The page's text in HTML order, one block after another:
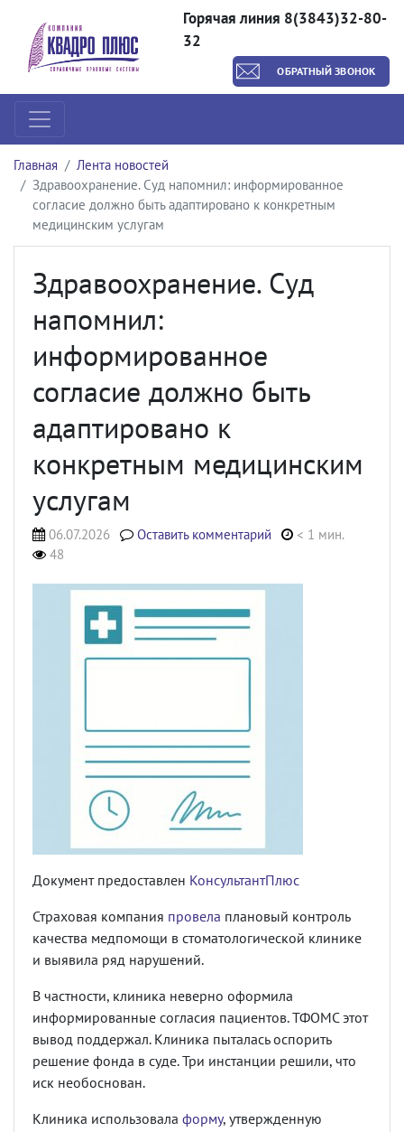
Горячая линия 8(3843)32-80-
32
ОБРАТНЫЙ ЗВОНОК
Главная
Лента новостей
Здравоохранение. Суд напомнил: информированное
согласие должно быть адаптировано к конкретным
медицинским услугам
Здравоохранение. Суд
напомнил:
информированное
согласие должно быть
адаптировано к
конкретным медицинским
услугам
06.07.2026 Оставить комментарий
< 1 мин.
48
Документ предоставлен КонсультантПлюс
Страховая компания провела плановый контроль
качества медпомощи в стоматологической клинике
и выявила ряд нарушений.
В частности, клиника неверно оформила
информированные согласия пациентов. ТФОМС этот
вывод поддержал. Клиника пыталась оспорить
решение фонда в суде. Три инстанции решили, что
иск необоснован.
Клиника использовала форму, утвержденную